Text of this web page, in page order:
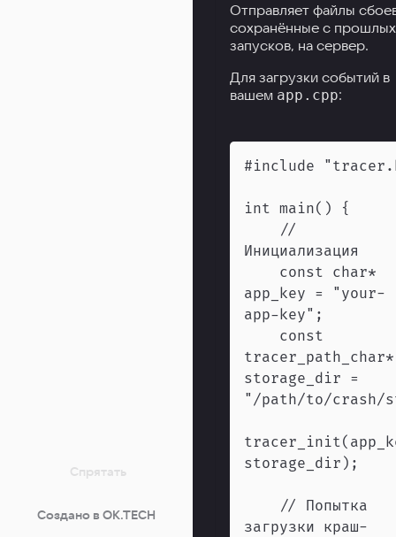
Спрятать
Создано в OK.TECH
Отправляет файлы
сохранённые с прошлых
запусков, на сервер.
Для загрузки событий в
вашем app.cpp:
app_key = "your-
tracer_path_char*
storage_dir =
загрузки краш-